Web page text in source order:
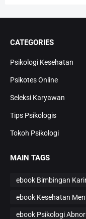
CATEGORIES
Psikologi Kesehatan
Psikotes Online
Seleksi Karyawan
Tips Psikologis
Tokoh Psikologi
MAIN TAGS
ebook Bimbingan
ebook Kesehatan
ebook Psikologi